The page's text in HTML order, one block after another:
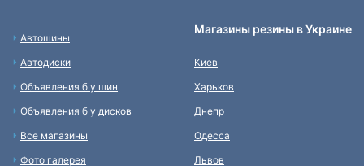
Автошины
Автодиски
Объявления б у шин
Объявления б у дисков
Все магазины
Фото галерея
Магазины резины в Украине
Киев
Харьков
Днепр
Одесса
Львов